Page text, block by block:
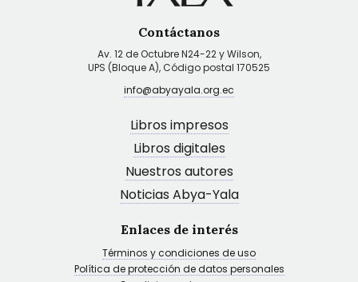
Contáctanos
Av. 12 de Octubre N24-22 y Wilson,
UPS (Bloque A), Código postal 170525
info@abyayala.org.ec
Libros impresos
Libros digitales
Nuestros autores
Noticias Abya-Yala
Enlaces de interés
Términos y condiciones de uso
Política de protección de datos personales